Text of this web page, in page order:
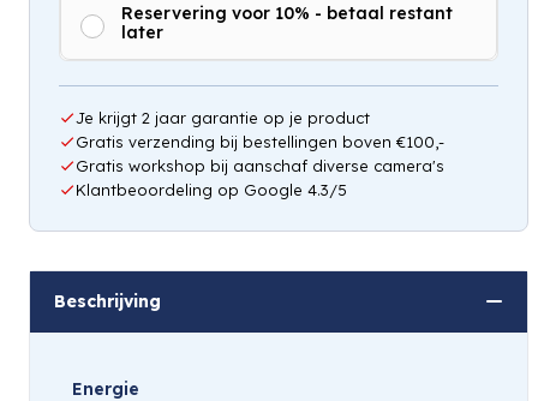
Hou mij op de hoogte
Reservering voor 10% - betaal restant
later
Je krijgt 2 jaar garantie op je product
Gratis verzending bij bestellingen boven €100,-
Gratis workshop bij aanschaf diverse camera's
Klantbeoordeling op Google 4.3/5
Beschrijving
Energie